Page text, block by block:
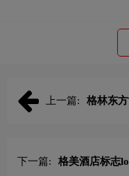
上一篇: 格林东
下一篇: 格美酒店标志